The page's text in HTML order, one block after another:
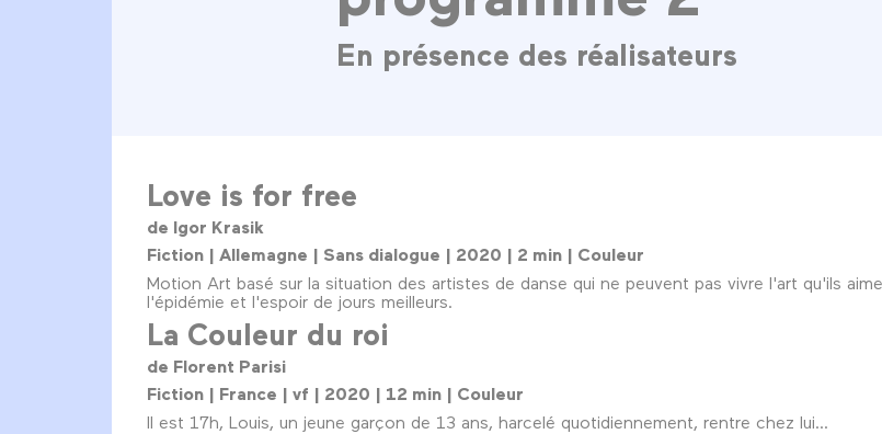
En présence des réalisateurs
Love is for free
de Igor Krasik
Fiction | Allemagne | Sans dialogue | 2020 | 2 min | Couleur
Motion Art basé sur la situation des artistes de danse qui ne peuvent pas vivre l'art qu'ils
l'épidémie et l'espoir de jours meilleurs.
La Couleur du roi
de Florent Parisi
Fiction | France | vf | 2020 | 12 min | Couleur
Il est 17h, Louis, un jeune garçon de 13 ans, harcelé quotidiennement, rentre chez lui...